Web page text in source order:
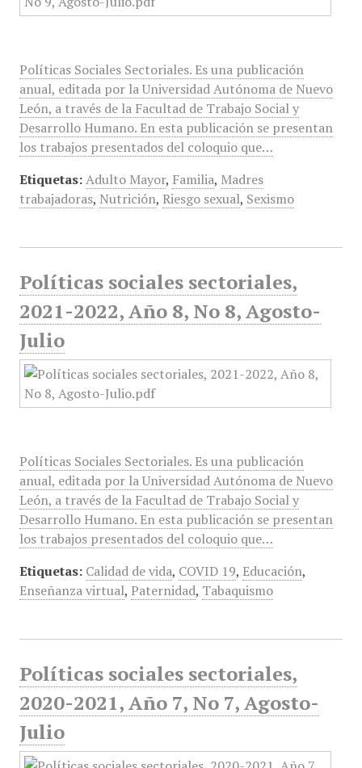
Políticas Sociales Sectoriales. Es una publicación
anual, editada por la Universidad Autónoma de Nuevo
León, a través de la Facultad de Trabajo Social y
Desarrollo Humano. En esta publicación se presentan
los trabajos presentados del coloquio que…
Etiquetas: Adulto Mayor, Familia, Madres
trabajadoras, Nutrición, Riesgo sexual, Sexismo
Políticas sociales sectoriales,
2021-2022, Año 8, No 8, Agosto-
Julio
Políticas Sociales Sectoriales. Es una publicación
anual, editada por la Universidad Autónoma de Nuevo
León, a través de la Facultad de Trabajo Social y
Desarrollo Humano. En esta publicación se presentan
los trabajos presentados del coloquio que…
Etiquetas: Calidad de vida, COVID 19, Educación,
Enseñanza virtual, Paternidad, Tabaquismo
Políticas sociales sectoriales,
2020-2021, Año 7, No 7, Agosto-
Julio